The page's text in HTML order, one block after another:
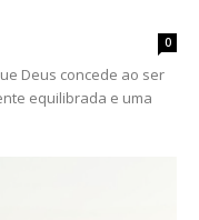
0
Deus concede ao ser
equilibrada e uma